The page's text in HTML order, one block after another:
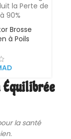
Brosse
à Poils
jusqu’à
la santé